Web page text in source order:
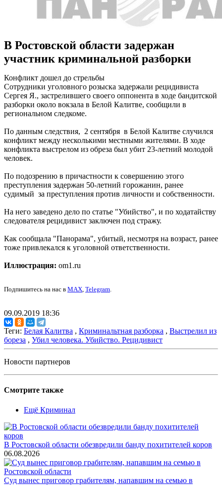
В Ростовской области задержан
участник криминальной разборки
Конфликт дошел до стрельбы
Сотрудники уголовного розыска задержали рецидивиста
Сергея Я., застрелившего своего оппонента в ходе бандитской
разборки около вокзала в Белой Калитве, сообщили в
региональном следкоме.
По данным следствия, 2 сентября в Белой Калитве случился
конфликт между несколькими местными жителями. В ходе
конфликта выстрелом из обреза был убит 23-летний молодой
человек.
По подозрению в причастности к совершению этого
преступления задержан 50-летний горожанин, ранее
судимый за преступления против личности и собственности.
На него заведено дело по статье "Убийство", и по ходатайству
следователя рецидивист заключен под стражу.
Как сообщала "Панорама", убитый, несмотря на возраст, ранее
тоже привлекался к уголовной ответственности.
Иллюстрация: om1.ru
Подпишитесь на нас в MAX, Telegram.
09.09.2019 18:36
Теги: Белая Калитва , Криминальтная разборка , Выстрелил из
бореза , Убил человека. Убийство. Рецидивист
Новости партнеров
Смотрите также
Ещё Криминал
В Ростовской области обезвредили банду похитителей коров
06.08.2026
Суд вынес приговор грабителям, напавшим на семью в